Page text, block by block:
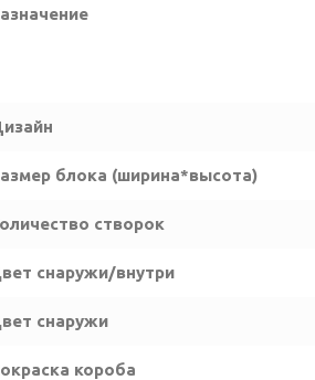
блока (ширина*высота)
створок
снаружи/внутри
снаружи
короба